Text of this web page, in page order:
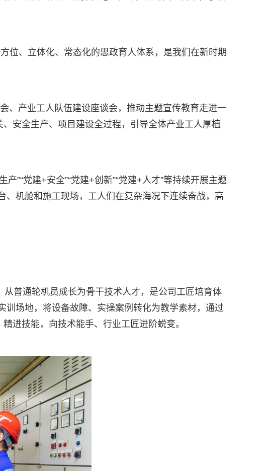
位、立体化、常态化的思政育人体系，是我们在新时期
、产业工人队伍建设座谈会，推动主题宣传教育走进一
安全生产、项目建设全过程，引导全体产业工人厚植
”“党建+安全”“党建+创新”“党建+人才”等持续开展主题
机舱和施工现场，工人们在复杂海况下连续奋战，高
普通轮机员成长为骨干技术人才，是公司工匠培育体
场地，将设备故障、实操案例转化为教学素材，通过
进技能，向技术能手、行业工匠进阶蜕变。